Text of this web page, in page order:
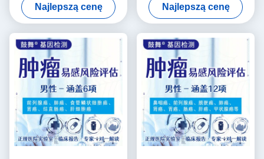
Najlepszą cenę
podatnością na nowotwory
Najlepszą cenę